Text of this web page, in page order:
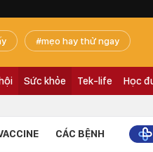
mẹo hay thử ngay
Sức khỏe Tek-life Học
CÁC BỆNH